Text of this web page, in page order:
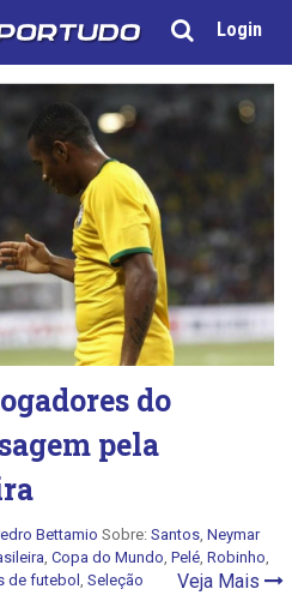
Login
do
pela
Bettamio Sobre: Santos Neymar
Copa do Mundo Pelé Robinho
de futebol Seleção Veja Mais